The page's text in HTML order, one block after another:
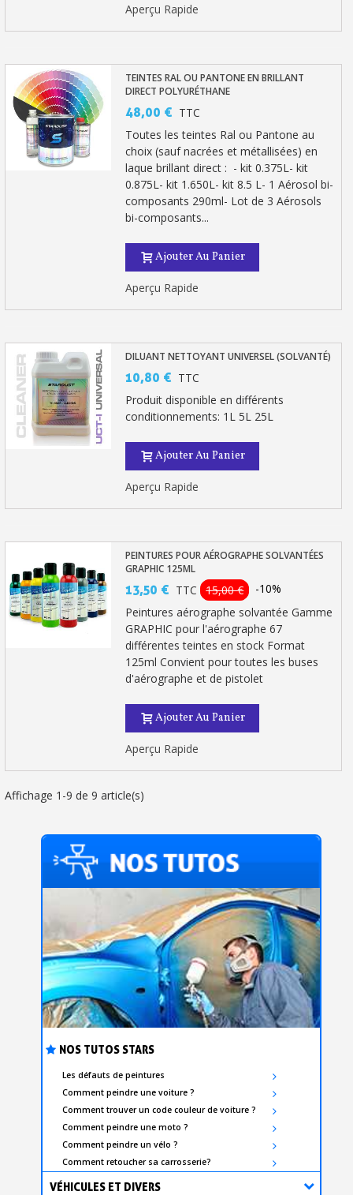
NOS TUTOS STARS
Les défauts de peintures
Comment peindre une voiture ?
Comment trouver un code couleur de voiture ?
Comment peindre une moto ?
Comment peindre un vélo ?
Comment retoucher sa carrosserie?
VÉHICULES ET DIVERS
Aperçu Rapide
TEINTES RAL OU PANTONE EN BRILLANT
DIRECT POLYURÉTHANE
48,00 € TTC
Toutes les teintes Ral ou Pantone au
choix (sauf nacrées et métallisées) en
laque brillant direct : - kit 0.375L- kit
0.875L- kit 1.650L- kit 8.5 L- 1 Aérosol bi-
composants 290ml- Lot de 3 Aérosols
bi-composants...
Ajouter Au Panier
Aperçu Rapide
DILUANT NETTOYANT UNIVERSEL (SOLVANTÉ)
10,80 € TTC
Produit disponible en différents
conditionnements: 1L 5L 25L
Ajouter Au Panier
Aperçu Rapide
PEINTURES POUR AÉROGRAPHE SOLVANTÉES
GRAPHIC 125ML
13,50 € TTC 15,00 €
-10%
Peintures aérographe solvantée Gamme
GRAPHIC pour l'aérographe 67
différentes teintes en stock Format
125ml Convient pour toutes les buses
d'aérographe et de pistolet
Ajouter Au Panier
Aperçu Rapide
Affichage 1-9 de 9 article(s)